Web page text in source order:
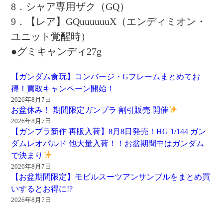
8．シャア専用ザク（GQ）
9．【レア】GQuuuuuuX（エンディミオン・
ユニット覚醒時）
●グミキャンディ27g
【ガンダム食玩】コンバージ・Gフレームまとめてお
得！買取キャンペーン開始！
2026年8月7日
お盆休み！ 期間限定ガンプラ 割引販売 開催
2026年8月7日
【ガンプラ新作 再販入荷】8月8日発売！HG 1/144 ガン
ダムレオパルド 他大量入荷！！お盆期間中はガンダム
で決まり
2026年8月7日
【お盆期間限定】モビルスーツアンサンブルをまとめ買
いするとお得に!?
2026年8月7日